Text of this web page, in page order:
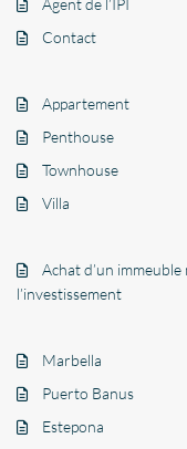
Agent de l’IPI
Contact
Appartement
Penthouse
Townhouse
Villa
Achat d’un
l’investissement
Marbella
Puerto Banus
Estepona